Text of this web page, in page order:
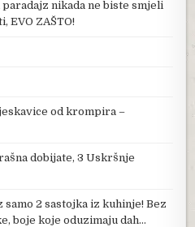
paradajz nikada ne biste smjeli
EVO ZAŠTO!
od krompira –
dobijate, 3 Uskršnje
2 sastojka iz kuhinje! Bez
boje koje oduzimaju dah…